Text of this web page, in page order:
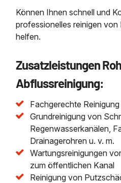
Können Ihnen schnell und
professionelles reinigen
helfen.
Zusatzleistungen
Abflussreinigung:
Fachgerechte
Grundreinigung von
Regenwasserkanälen,
Drainagerohren u. v. m.
Wartungsreinigungen
zum öffentlichen Kanal
Reinigung von